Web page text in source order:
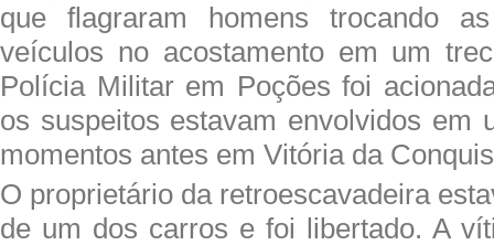
que flagraram homens trocando
veículos no acostamento em um
Polícia Militar em Poções foi
os suspeitos estavam envolvidos em
momentos antes em Vitória da
O proprietário da retroescavadeira
de um dos carros e foi libertado. A